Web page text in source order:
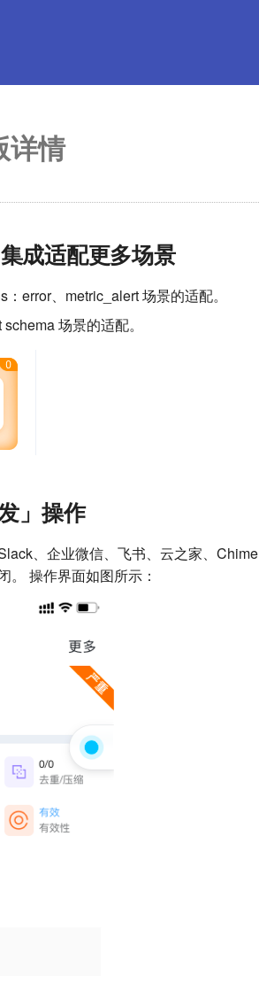
详情
成适配更多场景
error、metric_alert 场景的适配。
场景的适配。
」操作
、企业微信、飞书、云之家、
。 操作界面如图所示：